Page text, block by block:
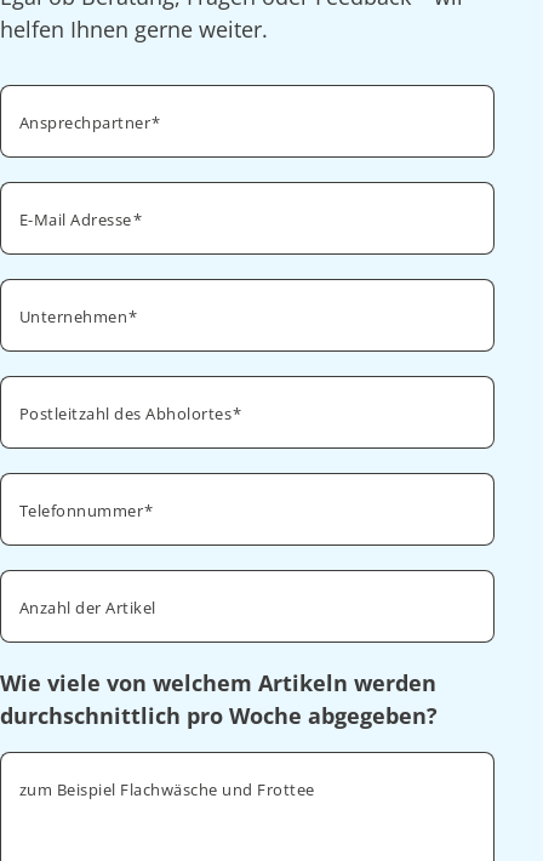
helfen Ihnen gerne weiter.
Ansprechpartner
E-Mail Adresse
Unternehmen
Postleitzahl des Abholortes
Telefonnummer
Anzahl der Artikel
Wie viele von welchem Artikeln werden
durchschnittlich pro Woche abgegeben?
zum Beispiel Flachwäsche und Frottee